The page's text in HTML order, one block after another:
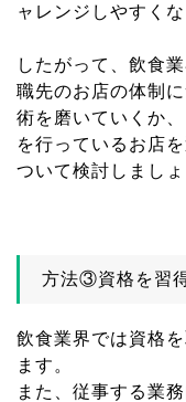
ャレンジしやすく
したがって、飲食
職先のお店の体制
術を磨いていくか
を行っているお店
ついて検討しましょ
方法③資格を習
飲食業界では資格
ます。
また、従事する業